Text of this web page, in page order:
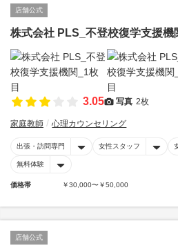
店舗公式
株式会社 PLS_不登校復学支援機
3.05 写真 2枚
家庭教師 心理カウンセリング
出張・訪問専門 女性スタッフ
無料体験
価格帯 ￥30,000〜￥50,000
店舗公式